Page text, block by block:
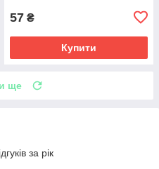
57 ₴
Купити
ще
за рік